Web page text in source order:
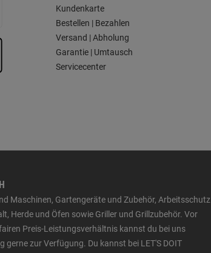
Kundenkarte
Bestellen | Bezahlen
Versand | Abholung
Garantie | Umtausch
Servicecenter
Maschinen, Gartengeräte und Zubehör, Arbeitsschutz
Herde und Öfen sowie Griller und Grillzubehör. Vor
Preis-Leistungsverhältnis kannst du bei uns
zur Verfügung. Du kannst bei LET'S DOIT